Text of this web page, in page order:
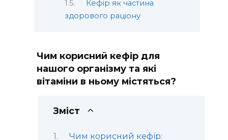
Кефір як частина
здорового раціону
Чим корисний кефір для
нашого організму та які
вітаміни в ньому містяться?
Зміст
Чим корисний кефір: